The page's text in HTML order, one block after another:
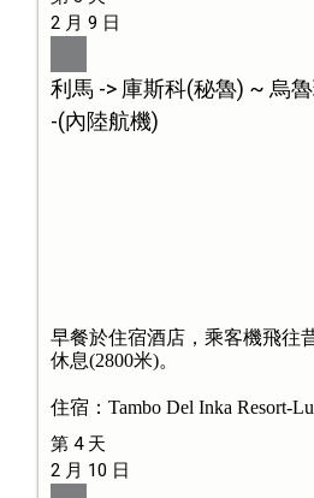
2 月 9 日
利馬 -> 庫斯科(秘魯) ~ 烏
-(內陸航機)
早餐於住宿酒店，乘客機飛往
休息(2800米)。
住宿：Tambo Del Inka Resort-
第 4 天
2 月 10 日